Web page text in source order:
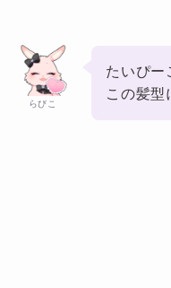
らびこ
たいぴー
この髪型